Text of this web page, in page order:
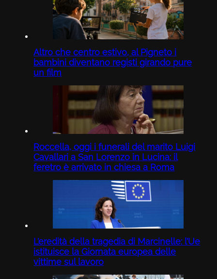
Altro che centro estivo, al Pigneto i
bambini diventano registi girando pure
un film
Roccella, oggi i funerali del marito Luigi
Cavallari a San Lorenzo in Lucina: il
feretro è arrivato in chiesa a Roma
L’eredità della tragedia di Marcinelle: l’Ue
istituisce la Giornata europea delle
vittime sul lavoro